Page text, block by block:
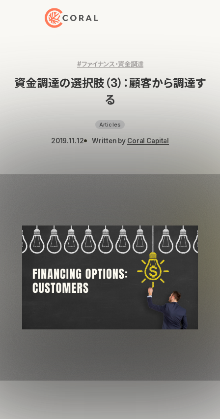
トップページへ戻る
#ファイナンス・資金調達
資金調達の選択肢（3）：顧客から調達す
る
Articles
2019.11.12 Written by Coral Capital